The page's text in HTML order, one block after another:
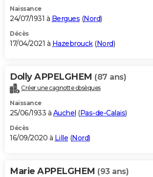
Naissance
24/07/1931 à Bergues (Nord)
Décès
17/04/2021 à Hazebrouck(Nord)
Dolly APPELGHEM (87 ans)
Créer une cagnotte obsèques
Naissance
25/06/1933 à Auchel (Pas-de-Calais)
Décès
16/09/2020 à Lille (Nord)
Marie APPELGHEM (93 ans)